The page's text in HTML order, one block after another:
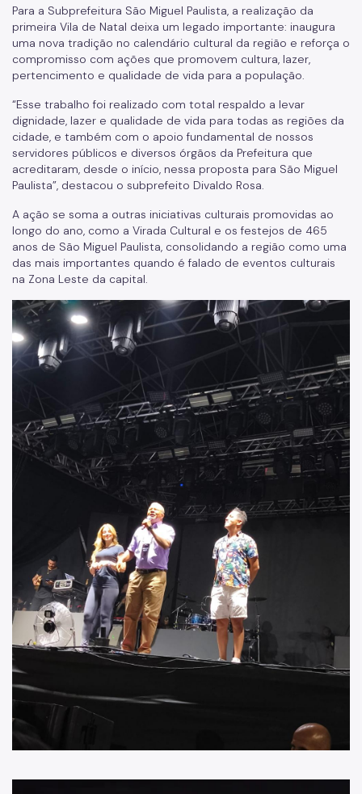
Para a Subprefeitura São Miguel Paulista, a realização da
primeira Vila de Natal deixa um legado importante: inaugura
uma nova tradição no calendário cultural da região e reforça o
compromisso com ações que promovem cultura, lazer,
pertencimento e qualidade de vida para a população.
“Esse trabalho foi realizado com total respaldo a levar
dignidade, lazer e qualidade de vida para todas as regiões da
cidade, e também com o apoio fundamental de nossos
servidores públicos e diversos órgãos da Prefeitura que
acreditaram, desde o início, nessa proposta para São Miguel
Paulista”, destacou o subprefeito Divaldo Rosa.
A ação se soma a outras iniciativas culturais promovidas ao
longo do ano, como a Virada Cultural e os festejos de 465
anos de São Miguel Paulista, consolidando a região como uma
das mais importantes quando é falado de eventos culturais
na Zona Leste da capital.